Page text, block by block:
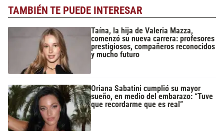
TAMBIÉN TE PUEDE INTERESAR
Taína, la hija de Valeria Mazza,
comenzó su nueva carrera: profesores
prestigiosos, compañeros reconocidos
y mucho futuro
Oriana Sabatini cumplió su mayor
sueño, en medio del embarazo: “Tuve
que recordarme que es real”